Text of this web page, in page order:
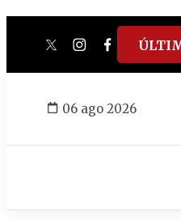
twitterinstagram
facebook
tiktok
06 ago 2026